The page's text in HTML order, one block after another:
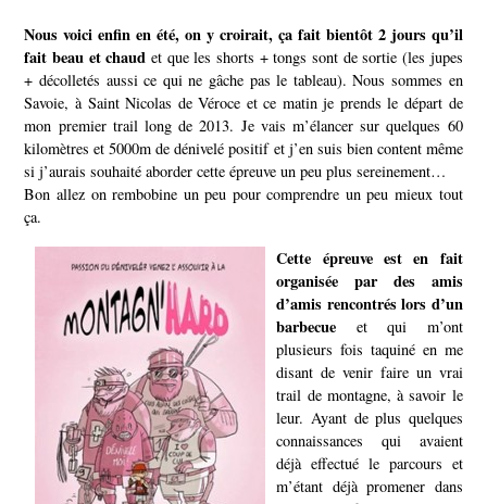
Nous voici enfin en été, on y croirait, ça fait bientôt 2 jours qu’il
fait beau et chaud et que les shorts + tongs sont de sortie (les jupes
+ décolletés aussi ce qui ne gâche pas le tableau). Nous sommes en
Savoie, à Saint Nicolas de Véroce et ce matin je prends le départ de
mon premier trail long de 2013. Je vais m’élancer sur quelques 60
kilomètres et 5000m de dénivelé positif et j’en suis bien content même
si j’aurais souhaité aborder cette épreuve un peu plus sereinement…
Bon allez on rembobine un peu pour comprendre un peu mieux tout
ça.
Cette épreuve est en fait
organisée par des amis
d’amis rencontrés lors d’un
barbecue et qui m’ont
plusieurs fois taquiné en me
disant de venir faire un vrai
trail de montagne, à savoir le
leur. Ayant de plus quelques
connaissances qui avaient
déjà effectué le parcours et
m’étant déjà promener dans